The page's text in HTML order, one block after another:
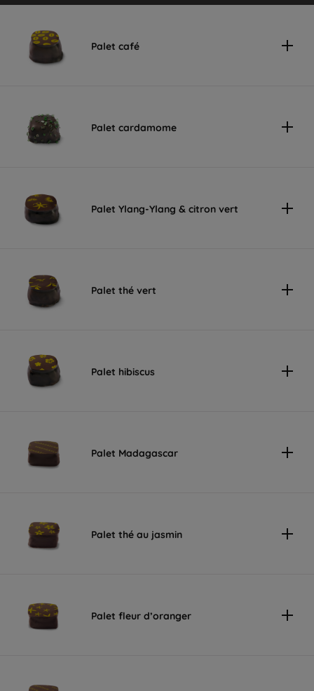
Palet café
Palet cardamome
Palet Ylang-Ylang & citron vert
Palet thé vert
Palet hibiscus
Palet Madagascar
Palet thé au jasmin
Palet fleur d’oranger